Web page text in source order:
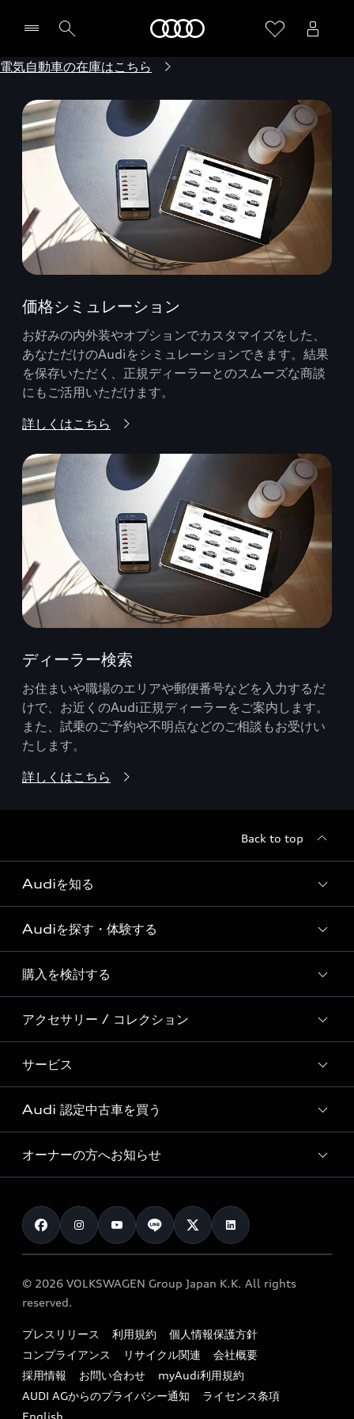
電気自動車の在庫はこちら
価格シミュレーション
お好みの内外装やオプションでカスタマイズをした、
あなただけのAudiをシミュレーションできます。結果
を保存いただく、正規ディーラーとのスムーズな商談
にもご活用いただけます。
詳しくはこちら
ディーラー検索
お住まいや職場のエリアや郵便番号などを入力するだ
けで、お近くのAudi正規ディーラーをご案内します。
また、試乗のご予約や不明点などのご相談もお受けい
たします。
詳しくはこちら
Back to top
Audiを知る
Audi ブランド
Story of Progress
Audi Sport
Formula 1®
デジタルサービス
Audiを探す・体験する
ディーラー検索
新車在庫検索
試乗車・展示車検索
見積り依頼
試乗予約
購入を検討する
モデル一覧
特別仕様モデル / 限定モデル
e-tronラインアップ
価格シミュレーション
車両比較
カタログ一覧
アクセサリー / コレクション
純正アクセサリー
オンラインショップ
Audi collection
アウディナビアプリ
サービス
サービス入庫予約
サービスプログラム
メンテナンス
車検 / 定期点検
e-tronアフターサポート
myAudi
Audi 認定中古車を買う
Audi認定中古車
クオリティ
保証
メンテナンス
ファイナンス
キャンペーン / イベント
買取査定
オーナーの方へお知らせ
お知らせ
オーナー様向けキャンペーン
特定整備適用車一覧
リサイクル法
よくある質問（FAQ）
© 2026 VOLKSWAGEN Group Japan K.K. All rights
reserved.
プレスリリース 利用規約
個人情報保護方針
コンプライアンス
リサイクル関連
会社概要
採用情報
お問い合わせ
myAudi利用規約
AUDI AGからのプライバシー通知
ライセンス条項
English